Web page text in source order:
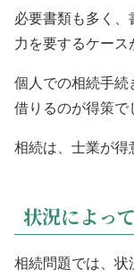
必要書類も多く
力を要するケース
個人での相続手続
借りるのが得策で
相続は、士業が得
状況によっ
相続問題では、状